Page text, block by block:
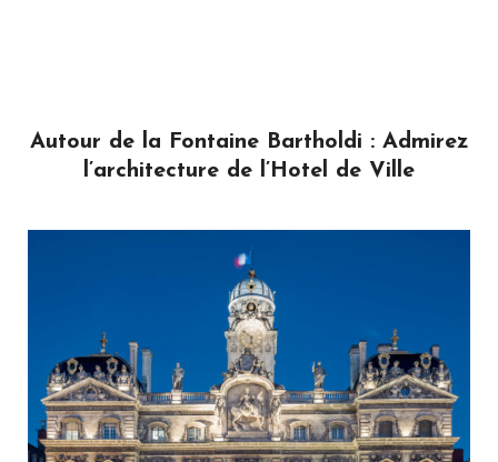
Autour de la Fontaine Bartholdi : Admirez
l’architecture de l’Hotel de Ville